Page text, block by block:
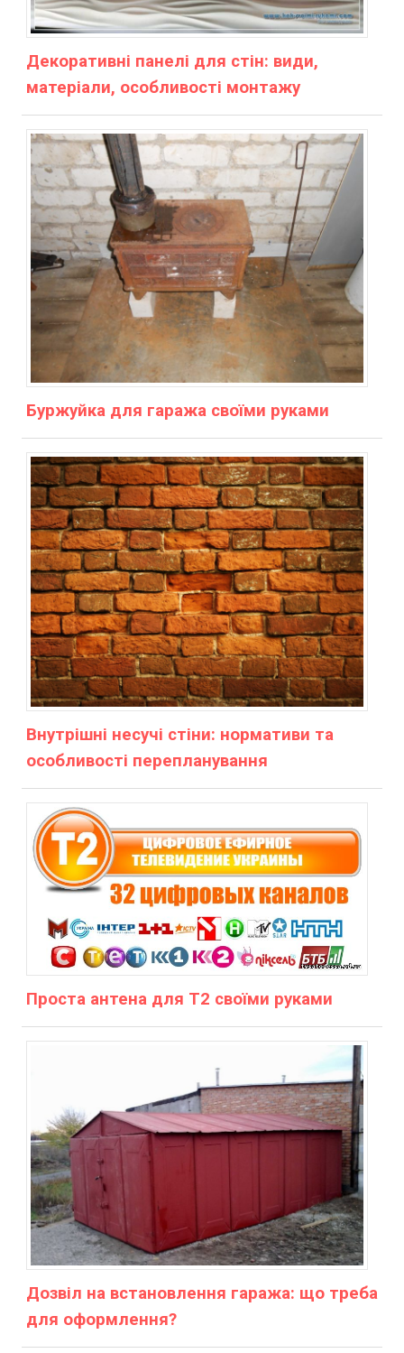
Декоративні панелі для стін: види,
матеріали, особливості монтажу
Буржуйка для гаража своїми руками
Внутрішні несучі стіни: нормативи та
особливості перепланування
Проста антена для Т2 своїми руками
Дозвіл на встановлення гаража: що треба
для оформлення?